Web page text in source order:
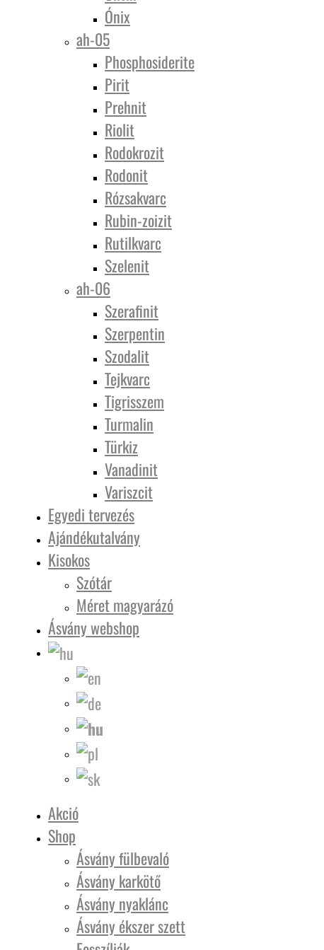
Ónix
ah-05
Phosphosiderite
Pirit
Prehnit
Riolit
Rodokrozit
Rodonit
Rózsakvarc
Rubin-zoizit
Rutilkvarc
Szelenit
ah-06
Szerafinit
Szerpentin
Szodalit
Tejkvarc
Tigrisszem
Turmalin
Türkiz
Vanadinit
Variszcit
Egyedi tervezés
Ajándékutalvány
Kisokos
Szótár
Méret magyarázó
Ásvány webshop
Akció
Shop
Ásvány fülbevaló
Ásvány karkötő
Ásvány nyaklánc
Ásvány ékszer szett